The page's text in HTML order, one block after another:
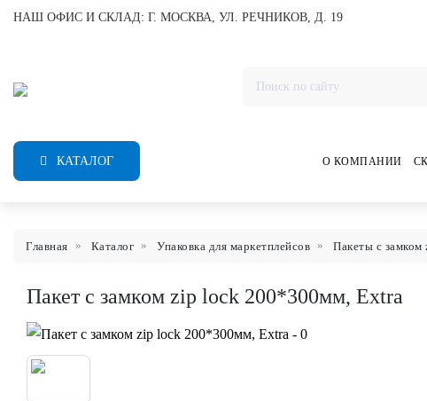
НАШ ОФИС И СКЛАД: Г. МОСКВА, УЛ. РЕЧНИКОВ, Д. 19
КАТАЛОГ О КОМПАНИИ
Главная Каталог Упаковка для маркетплейсов Пакеты с
Пакет с замком zip lock 200*300мм, Extra